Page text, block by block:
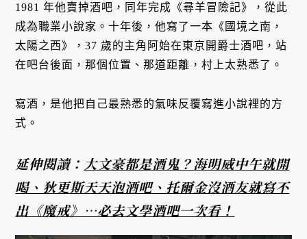
1981 年他賣掉酒吧，同年完成《尋羊冒險記》，從此
成為職業小說家。十年後，他寫了一本《國境之南，
太陽之西》，37 歲的主角阿始在東京開爵士酒吧，站
在吧台後面，那個位置、那道距離，村上太熟悉了。
寫酒，是他把自己最熟悉的氣味反覆寫進小說裡的方
式。
延伸閱讀： 大文豪都是酒鬼？海明威中午就開
喝、狄更斯天天泡酒吧、托爾金沒酒友就寫不
出《魔戒》⋯必去文學酒吧一次看！